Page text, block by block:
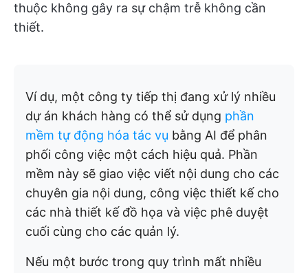
thuộc không gây ra sự chậm trễ không cần
thiết.
Ví dụ, một công ty tiếp thị đang xử lý nhiều
dự án khách hàng có thể sử dụng phần
mềm tự động hóa tác vụ bằng AI để phân
phối công việc một cách hiệu quả. Phần
mềm này sẽ giao việc viết nội dung cho các
chuyên gia nội dung, công việc thiết kế cho
các nhà thiết kế đồ họa và việc phê duyệt
cuối cùng cho các quản lý.
Nếu một bước trong quy trình mất nhiều